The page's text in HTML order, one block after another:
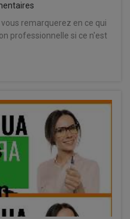
remarquerez en ce qui
professionnelle si ce n'est